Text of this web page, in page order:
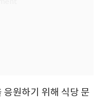
응원하기 위해 식당 문